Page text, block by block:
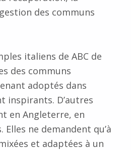
des communs
italiens de ABC de
des communs
adoptés dans
inspirants. D’autres
en Angleterre, en
Elles ne demandent qu’à
et adaptées à un